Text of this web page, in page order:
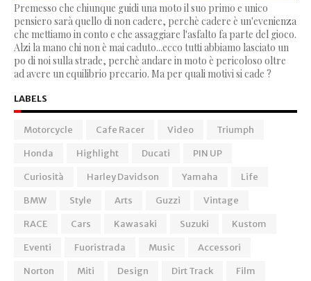
Premesso che chiunque guidi una moto il suo primo e unico
pensiero sarà quello di non cadere, perchè cadere è un'evenienza
che mettiamo in conto e che assaggiare l'asfalto fa parte del gioco.
Alzi la mano chi non è mai caduto...ecco tutti abbiamo lasciato un
po di noi sulla strade, perchè andare in moto è pericoloso oltre
ad avere un equilibrio precario. Ma per quali motivi si cade ?
LABELS
Motorcycle Cafe Racer Video
Triumph
Honda
Highlight Ducati
PIN UP
Curiosità
Harley Davidson Yamaha
Life
BMW
Style Arts Guzzi
Vintage
RACE
Cars Kawasaki Suzuki
Kustom
Eventi
Fuoristrada Music
Accessori
Norton
Miti Design Dirt Track
Film